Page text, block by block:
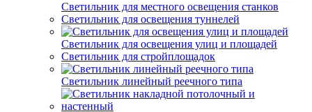
Светильник для местного освещения станков
Светильник для освещения туннелей
Светильник для освещения улиц и площадей
Светильник для стройплощадок
Светильник линейный реечного типа